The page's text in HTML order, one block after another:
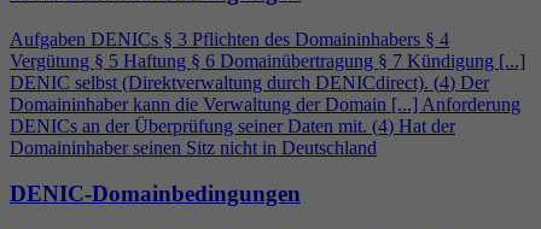
Aufgaben DENICs § 3 Pflichten des Domaininhabers § 4
Vergütung § 5 Haftung § 6 Domainübertragung § 7 Kündigung [...]
DENIC selbst (Direktverwaltung durch DENICdirect). (4) Der
Domaininhaber kann die Verwaltung der Domain [...] Anforderung
DENICs an der Überprüfung seiner Daten mit. (4) Hat der
Domaininhaber seinen Sitz nicht in Deutschland
DENIC-Domainbedingungen